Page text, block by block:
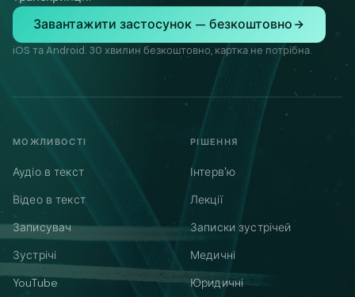
Завантажити застосунок — безкоштовно
iOS та Android. 30 хвилин безкоштовно, картка не потрібна.
МОЖЛИВОСТІ
Аудіо в текст
Відео в текст
Записувач
Зустрічі
YouTube
РІШЕННЯ
Інтерв'ю
Лекції
Записки зустрічей
Медичні
Юридичні